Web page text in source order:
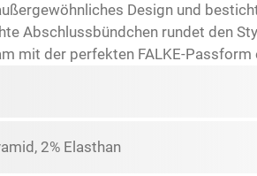
Design und
Abschlussbündchen rundet den
mit der perfekten FALKE-
2% Elasthan